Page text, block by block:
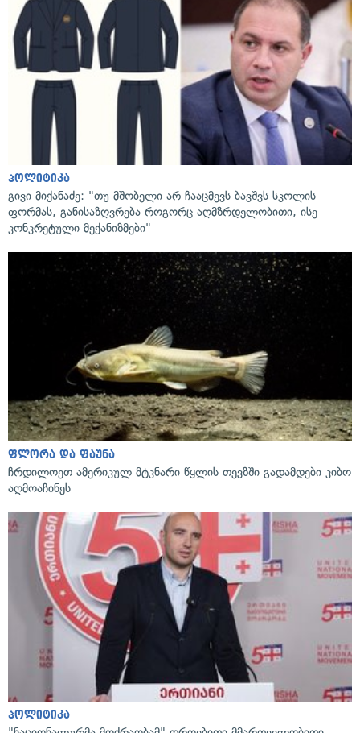
პოლიტიკა
გივი მიქანაძე: "თუ მშობელი არ ჩააცმევს ბავშვს სკოლის
ფორმას, განისაზღვრება როგორც აღმზრდელობითი, ისე
კონკრეტული მექანიზმები"
ფლორა და ფაუნა
ჩრდილოეთ ამერიკულ მტკნარი წყლის თევზში გადამდები კიბო
აღმოაჩინეს
პოლიტიკა